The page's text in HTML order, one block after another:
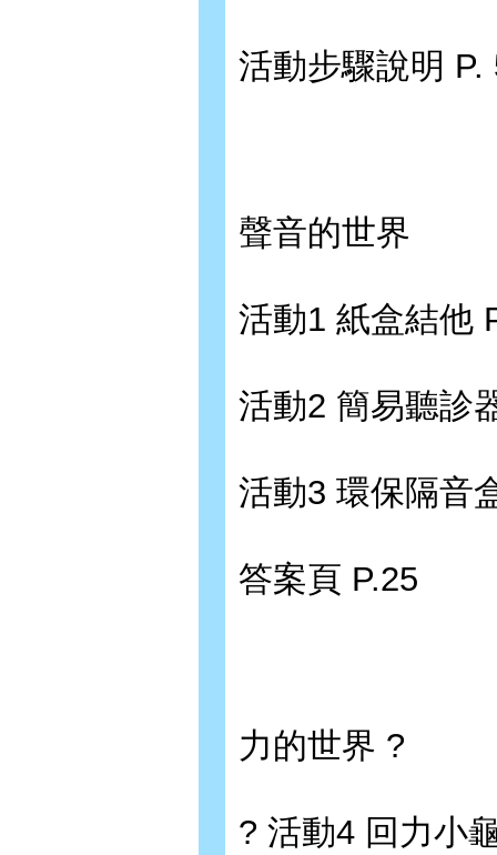
活動步驟說明 P.
聲音的世界
活動1 紙盒結他
活動2 簡易聽診
活動3 環保隔音
答案頁 P.25
力的世界 ?
? 活動4 回力小